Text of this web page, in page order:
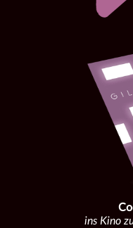
ins Kino